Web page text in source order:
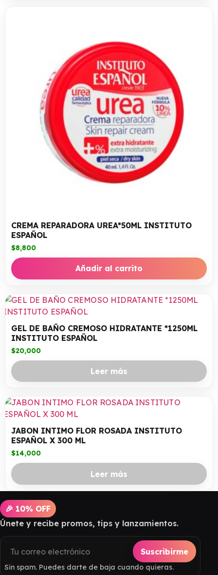
CREMA REPARADORA UREA*50ML INSTITUTO
ESPAÑOL
$8,800
Añadir al carrito
GEL DE BAÑO CREMOSO HIDRATANTE *1250ML
INSTITUTO ESPAÑOL
$20,000
Leer más
JABON INTIMO FLOR ROSADA INSTITUTO
ESPAÑOL X 300 ML
$14,000
Leer más
🎉 10% OFF
Únete y recibe promos, tips y lanzamientos.
Suscribirme
Sin spam. Puedes darte de baja cuando quieras.